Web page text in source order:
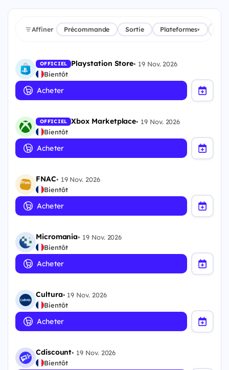
Affiner Précommande Sortie Plateformes▾
OFFICIEL Playstation Store• 19 Nov. 2026
Bientôt
Acheter
OFFICIEL Xbox Marketplace• 19 Nov. 2026
Bientôt
Acheter
FNAC• 19 Nov. 2026
Bientôt
Acheter
Micromania• 19 Nov. 2026
Bientôt
Acheter
Cultura• 19 Nov. 2026
Bientôt
Acheter
Cdiscount• 19 Nov. 2026
Bientôt